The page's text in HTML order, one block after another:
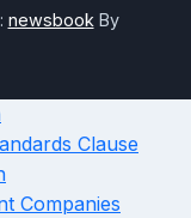
newsbook By
Clause
Companies